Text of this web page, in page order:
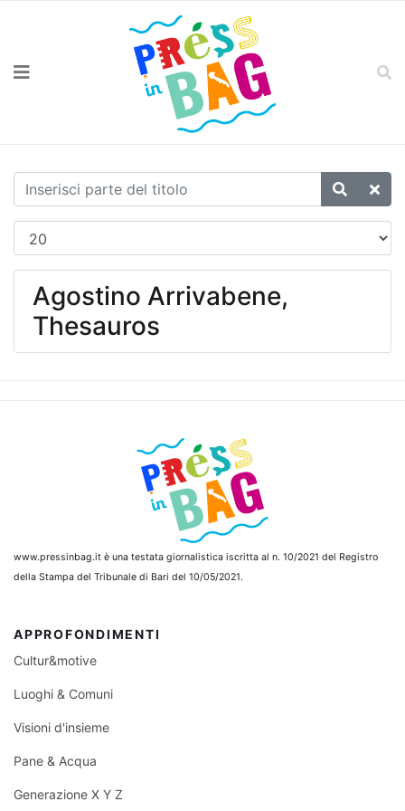
Agostino Arrivabene,
Thesauros
www.pressinbag.it è una testata giornalistica iscritta al n. 10/2021 del Registro
della Stampa del Tribunale di Bari del 10/05/2021.
APPROFONDIMENTI
Cultur&motive
Luoghi & Comuni
Visioni d'insieme
Pane & Acqua
Generazione X Y Z